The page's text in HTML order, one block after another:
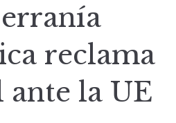
reclama
ante la UE